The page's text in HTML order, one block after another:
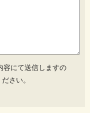
容にて送信しますの
さい。